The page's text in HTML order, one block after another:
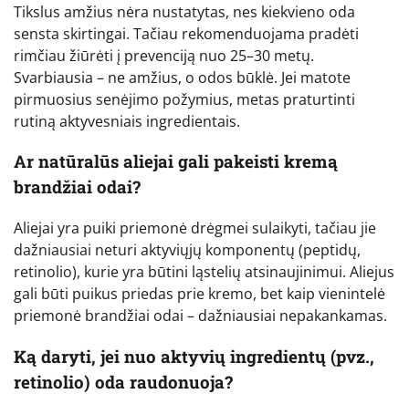
Tikslus amžius nėra nustatytas, nes kiekvieno oda
sensta skirtingai. Tačiau rekomenduojama pradėti
rimčiau žiūrėti į prevenciją nuo 25–30 metų.
Svarbiausia – ne amžius, o odos būklė. Jei matote
pirmuosius senėjimo požymius, metas praturtinti
rutiną aktyvesniais ingredientais.
Ar natūralūs aliejai gali pakeisti kremą
brandžiai odai?
Aliejai yra puiki priemonė drėgmei sulaikyti, tačiau jie
dažniausiai neturi aktyviųjų komponentų (peptidų,
retinolio), kurie yra būtini ląstelių atsinaujinimui. Aliejus
gali būti puikus priedas prie kremo, bet kaip vienintelė
priemonė brandžiai odai – dažniausiai nepakankamas.
Ką daryti, jei nuo aktyvių ingredientų (pvz.,
retinolio) oda raudonuoja?